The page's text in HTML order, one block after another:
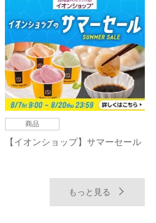
商品
【イオンショップ】サマーセール
もっと見る